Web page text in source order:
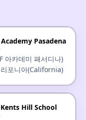
Academy Pasadena
아카데미 패서디나)
포니아(California)
Kents Hill School